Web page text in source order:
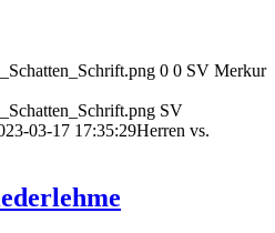
0 0 SV Merkur
SV
03-17 17:35:29Herren vs.